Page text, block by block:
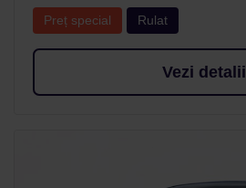
Preț special Rulat
Vezi detalii